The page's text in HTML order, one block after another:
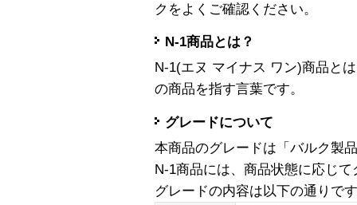
クをよくご確認ください。
N-1商品とは？
N-1(エヌ マイナス ワン)商品と
の商品を指す言葉です。
グレードについて
本商品のグレードは「バルク製
N-1商品には、商品状態に応じ
グレードの内容は以下の通りで